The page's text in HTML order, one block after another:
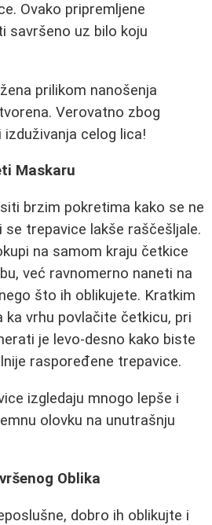
Ovako pripremljene
savršeno uz bilo koju
prilikom nanošenja
Verovatno zbog
celog lica!
Maskaru
brzim pokretima kako se ne
se trepavice lakše raščešljale.
na samom kraju četkice
već ravnomerno naneti na
što ih oblikujete. Kratkim
ka vrhu povlačite četkicu, pri
je levo-desno kako biste
raspoređene trepavice.
izgledaju mnogo lepše i
olovku na unutrašnju
Oblika
dobro ih oblikujte i